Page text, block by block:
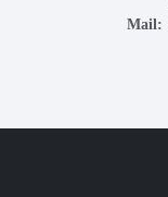
Mail: